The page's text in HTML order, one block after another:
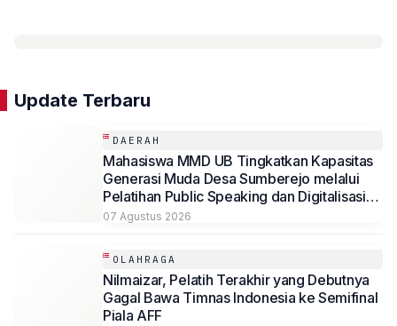
Update Terbaru
DAERAH
Mahasiswa MMD UB Tingkatkan Kapasitas
Generasi Muda Desa Sumberejo melalui
Pelatihan Public Speaking dan Digitalisasi
Potensi Desa
07 Agustus 2026
OLAHRAGA
Nilmaizar, Pelatih Terakhir yang Debutnya
Gagal Bawa Timnas Indonesia ke Semifinal
Piala AFF